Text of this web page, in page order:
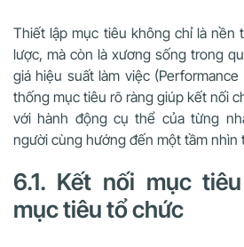
Thiết lập mục tiêu không chỉ là nền
lược, mà còn là xương sống trong
giá hiệu suất làm việc
thống mục tiêu rõ ràng giúp kết nối
với hành động cụ thể của từng
người cùng hướng đến một tầm nhìn
6.1. Kết nối mục
mục tiêu tổ chức